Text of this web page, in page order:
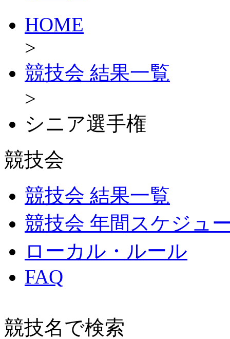
HOME
>
競技会 結果一覧
>
シニア選手権
競技会
競技会 結果一覧
競技会 年間スケジュ
ローカル・ルール
FAQ
競技名で検索